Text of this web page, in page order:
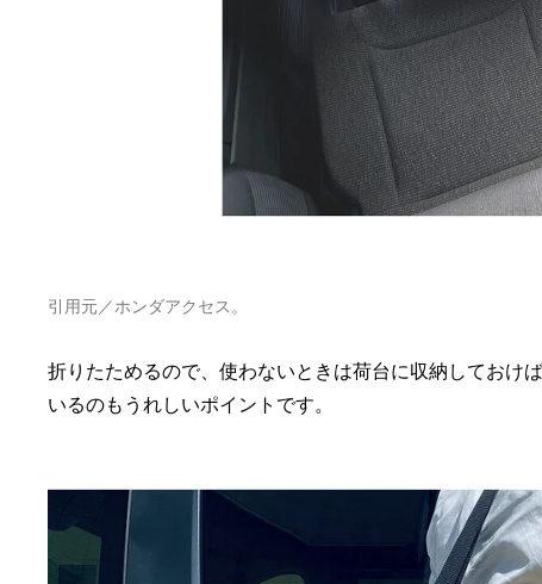
引用元／ホンダアクセス。
折りたためるので、使わないときは荷台に収納しておけ
いるのもうれしいポイントです。